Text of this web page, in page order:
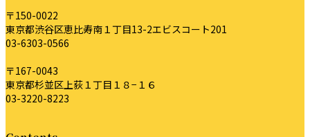
〒150-0022
東京都渋谷区恵比寿南１丁目13-2エビスコート201
03-6303-0566
〒167-0043
東京都杉並区上荻１丁目１８−１６
03-3220-8223